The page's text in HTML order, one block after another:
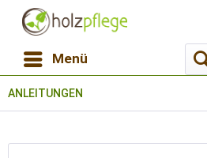
Menü
ANLEITUNGEN